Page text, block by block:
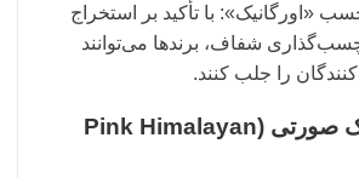
«اورگانیک»: با تأکید بر استخراج
شفاف، برندها می‌توانند
را جلب کنند.
بازار جهانی نمک صورتی (Pink Himalayan